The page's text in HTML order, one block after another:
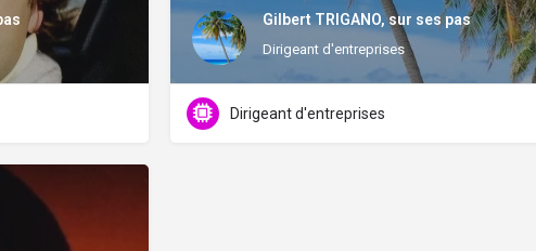
Gilbert TRIGANO, sur ses pas
Dirigeant d'entreprises
Dirigeant d'entreprises